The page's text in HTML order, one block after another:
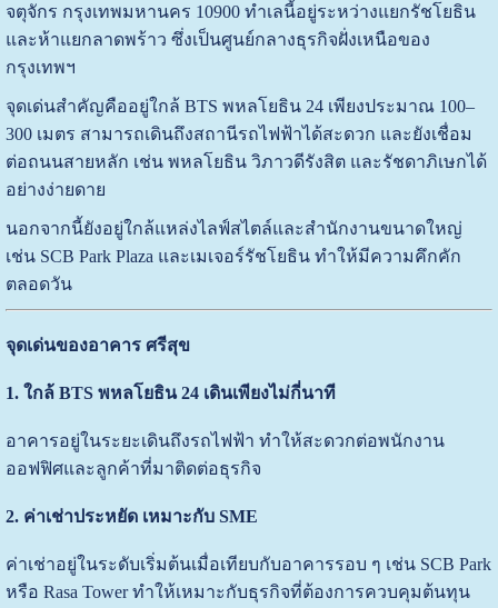
จตุจักร กรุงเทพมหานคร 10900 ทำเลนี้อยู่ระหว่างแยกรัชโยธิน
และห้าแยกลาดพร้าว ซึ่งเป็นศูนย์กลางธุรกิจฝั่งเหนือของ
กรุงเทพฯ
จุดเด่นสำคัญคืออยู่ใกล้ BTS พหลโยธิน 24 เพียงประมาณ 100–
300 เมตร สามารถเดินถึงสถานีรถไฟฟ้าได้สะดวก และยังเชื่อม
ต่อถนนสายหลัก เช่น พหลโยธิน วิภาวดีรังสิต และรัชดาภิเษกได้
อย่างง่ายดาย
นอกจากนี้ยังอยู่ใกล้แหล่งไลฟ์สไตล์และสำนักงานขนาดใหญ่
เช่น SCB Park Plaza และเมเจอร์รัชโยธิน ทำให้มีความคึกคัก
ตลอดวัน
จุดเด่นของอาคาร ศรีสุข
1. ใกล้ BTS พหลโยธิน 24 เดินเพียงไม่กี่นาที
อาคารอยู่ในระยะเดินถึงรถไฟฟ้า ทำให้สะดวกต่อพนักงาน
ออฟฟิศและลูกค้าที่มาติดต่อธุรกิจ
2. ค่าเช่าประหยัด เหมาะกับ SME
ค่าเช่าอยู่ในระดับเริ่มต้นเมื่อเทียบกับอาคารรอบ ๆ เช่น SCB Park
หรือ Rasa Tower ทำให้เหมาะกับธุรกิจที่ต้องการควบคุมต้นทุน